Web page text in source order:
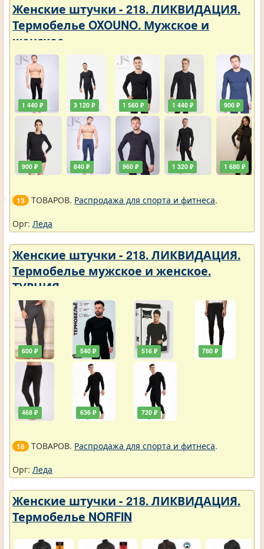
Женские штучки - 218. ЛИКВИДАЦИЯ.
Термобелье OXOUNO. Мужское и
женское
1 440 ₽
900 ₽
3 120 ₽
840 ₽
1 560 ₽
960 ₽
1 440 ₽
1 320 ₽
900 ₽
1 680 ₽
13 ТОВАРОВ. Распродажа для спорта и фитнеса.
Орг: Леда
Женские штучки - 218. ЛИКВИДАЦИЯ.
Термобелье мужское и женское.
ТУРЦИЯ
600 ₽
468 ₽
540 ₽
636 ₽
516 ₽
720 ₽
780 ₽
18 ТОВАРОВ. Распродажа для спорта и фитнеса.
Орг: Леда
Женские штучки - 218. ЛИКВИДАЦИЯ.
Термобелье NORFIN